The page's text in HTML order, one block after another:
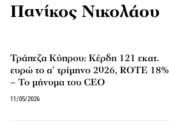
Πανίκος Νικολάου
Τράπεζα Κύπρου: Κέρδη 121 εκατ.
ευρώ το α’ τρίμηνο 2026, ROTE 18%
– Το μήνυμα του CEO
11/05/2026